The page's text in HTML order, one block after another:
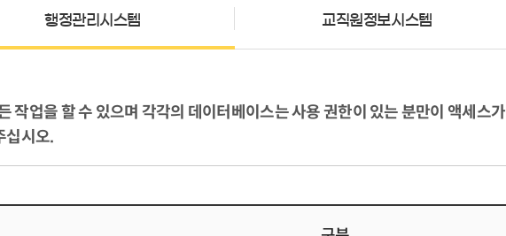
행정관리시스템 교직원정보시스템
업을 할 수 있으며 각각의 데이터베이스는 사용 권한이 있는 분만이 액세스
십시오.